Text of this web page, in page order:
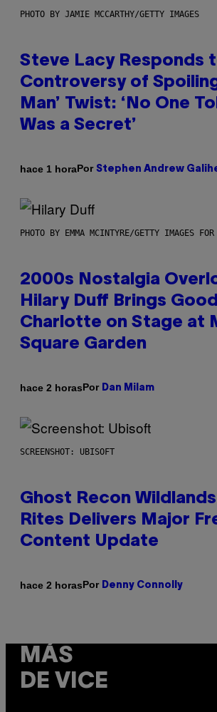
PHOTO BY JAMIE MCCARTHY/GETTY IMAGES
Steve Lacy Responds
Controversy of
Man’ Twist: ‘No One
Was a Secret’
hace 1 horaPor Stephen Andrew
PHOTO BY EMMA MCINTYRE/GETTY IMAGES
2000s Nostalgia
Hilary Duff Brings Good
Charlotte on Stage at
Square Garden
hace 2 horasPor Dan Milam
SCREENSHOT: UBISOFT
Ghost Recon
Rites Delivers Major
Content Update
hace 2 horasPor Denny Connolly
MÁS
DE VICE